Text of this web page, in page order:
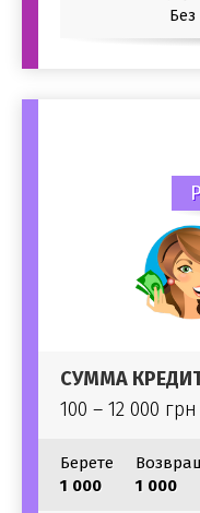
СУММА
100 – 12 000 грн
Берете
1 000
1 000